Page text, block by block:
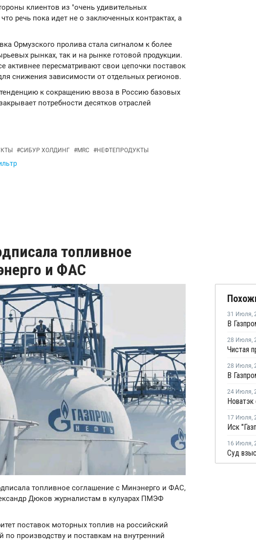
клиентов из "очень удивительных
речь пока идет не о заключенных контрактах, а
Ормузского пролива стала сигналом к более
рынках, так и на рынке готовой продукции.
активнее пересматривают свои цепочки поставок
снижения зависимости от отдельных регионов.
к сокращению ввоза в Россию базовых
потребности десятков отраслей
#СИБУР ХОЛДИНГ #MRC #НЕФТЕПРОДУКТЫ
топливное
и ФАС
топливное соглашение с Минэнерго и ФАС,
Дюков журналистам в кулуарах ПМЭФ
поставок моторных топлив на российский
производству и поставкам на внутренний
31 Июля,
28 Июля,
28 Июля,
24 Июля,
17 Июля,
16 Июля,